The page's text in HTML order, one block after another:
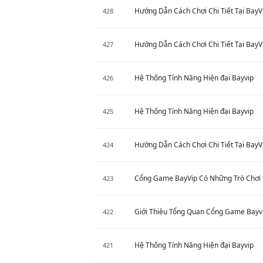
428 Hướng Dẫn Cách Chơi Chi Tiết Tại
427 Hướng Dẫn Cách Chơi Chi Tiết Tại
426 Hệ Thống Tính Năng Hiện đại Bayvip
425 Hệ Thống Tính Năng Hiện đại Bayvip
424 Hướng Dẫn Cách Chơi Chi Tiết Tại
423 Cổng Game BayVip Có Những Trò Chơi
422 Giới Thiệu Tổng Quan Cổng Game
421 Hệ Thống Tính Năng Hiện đại Bayvip